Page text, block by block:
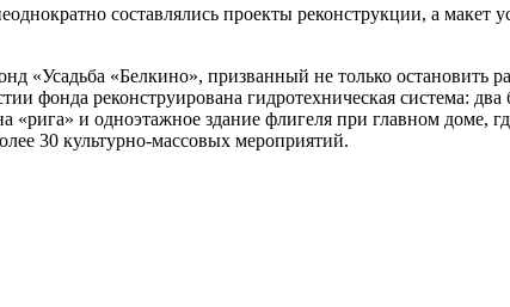
составлялись проекты реконструкции, а макет
«Усадьба «Белкино», призванный не только остановить
фонда реконструирована гидротехническая система:
«рига» и одноэтажное здание флигеля при главном доме,
30 культурно-массовых мероприятий.